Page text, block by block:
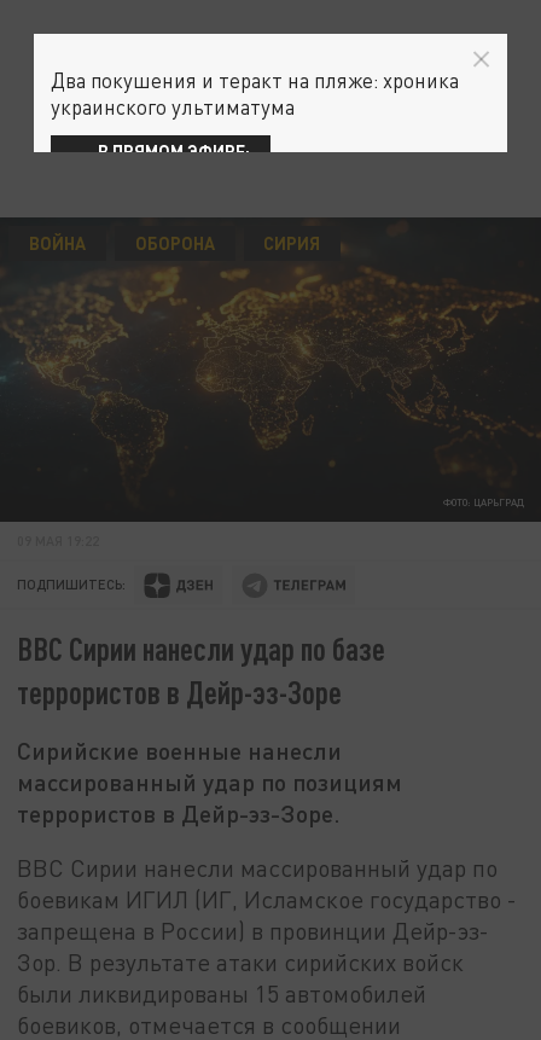
ФОТО: ЦАРЬГРАД
ВОЙНА ОБОРОНА СИРИЯ
ПОДПИШИТЕСЬ:
ВВС Сирии нанесли удар по базе
террористов в Дейр-эз-Зоре
Сирийские военные нанесли
массированный удар по позициям
террористов в Дейр-эз-Зоре.
ВВС Сирии нанесли массированный удар по
боевикам ИГИЛ (ИГ, Исламское государство -
запрещена в России) в провинции Дейр-эз-
Зор. В результате атаки сирийских войск
были ликвидированы 15 автомобилей
боевиков, отмечается в сообщении
Два покушения и теракт на пляже: хроника
украинского ультиматума
В ПРЯМОМ ЭФИРЕ: